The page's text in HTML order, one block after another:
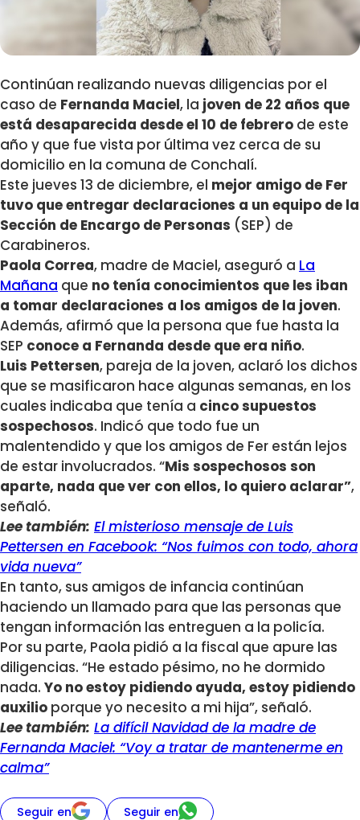
Continúan realizando nuevas diligencias por el
caso de Fernanda Maciel, la joven de 22 años que
está desaparecida desde el 10 de febrero de este
año y que fue vista por última vez cerca de su
domicilio en la comuna de Conchalí.
Este jueves 13 de diciembre, el mejor amigo de Fer
tuvo que entregar declaraciones a un equipo de la
Sección de Encargo de Personas (SEP) de
Carabineros.
Paola Correa, madre de Maciel, aseguró a La
Mañana que no tenía conocimientos que les iban
a tomar declaraciones a los amigos de la joven.
Además, afirmó que la persona que fue hasta la
SEP conoce a Fernanda desde que era niño.
Luis Pettersen, pareja de la joven, aclaró los dichos
que se masificaron hace algunas semanas, en los
cuales indicaba que tenía a cinco supuestos
sospechosos. Indicó que todo fue un
malentendido y que los amigos de Fer están lejos
de estar involucrados. “Mis sospechosos son
aparte, nada que ver con ellos, lo quiero aclarar”,
señaló.
Lee también: El misterioso mensaje de Luis
Pettersen en Facebook: “Nos fuimos con todo, ahora
vida nueva”
En tanto, sus amigos de infancia continúan
haciendo un llamado para que las personas que
tengan información las entreguen a la policía.
Por su parte, Paola pidió a la fiscal que apure las
diligencias. “He estado pésimo, no he dormido
nada. Yo no estoy pidiendo ayuda, estoy pidiendo
auxilio porque yo necesito a mi hija”, señaló.
Lee también: La difícil Navidad de la madre de
Fernanda Maciel: “Voy a tratar de mantenerme en
calma”
Seguir en Seguir en